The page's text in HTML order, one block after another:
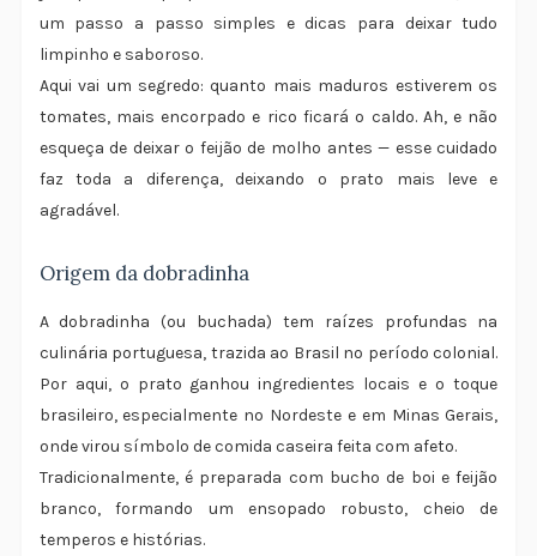
um passo a passo simples e dicas para deixar tudo
limpinho e saboroso.
Aqui vai um segredo: quanto mais maduros estiverem os
tomates, mais encorpado e rico ficará o caldo. Ah, e não
esqueça de deixar o feijão de molho antes — esse cuidado
faz toda a diferença, deixando o prato mais leve e
agradável.
Origem da dobradinha
A dobradinha (ou buchada) tem raízes profundas na
culinária portuguesa, trazida ao Brasil no período colonial.
Por aqui, o prato ganhou ingredientes locais e o toque
brasileiro, especialmente no Nordeste e em Minas Gerais,
onde virou símbolo de comida caseira feita com afeto.
Tradicionalmente, é preparada com bucho de boi e feijão
branco, formando um ensopado robusto, cheio de
temperos e histórias.